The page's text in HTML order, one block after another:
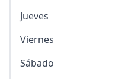
Jueves
Viernes
Sábado